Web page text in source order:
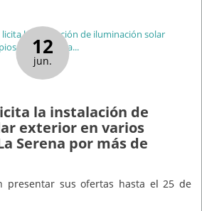
12
jun.
la instalación de
exterior en varios
Serena por más de
presentar sus ofertas hasta el 25 de